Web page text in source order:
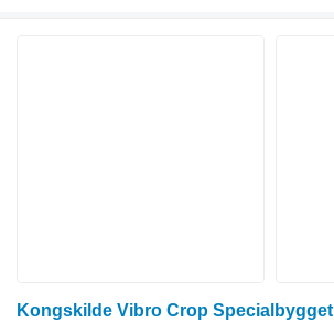
Kongskilde Vibro Crop Specialbygget